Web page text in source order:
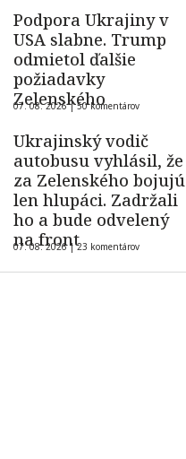
Podpora Ukrajiny v
USA slabne. Trump
odmietol ďalšie
požiadavky
Zelenského
07. 08. 2026 |50 komentárov
Ukrajinský vodič
autobusu vyhlásil, že
za Zelenského bojujú
len hlupáci. Zadržali
ho a bude odvelený
na front
07. 08. 2026 |23 komentárov